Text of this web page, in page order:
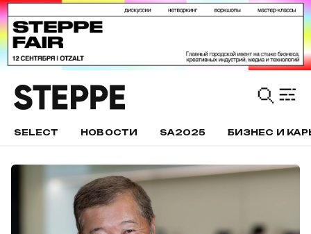
SELECT НОВОСТИ SA2025 БИЗНЕС И